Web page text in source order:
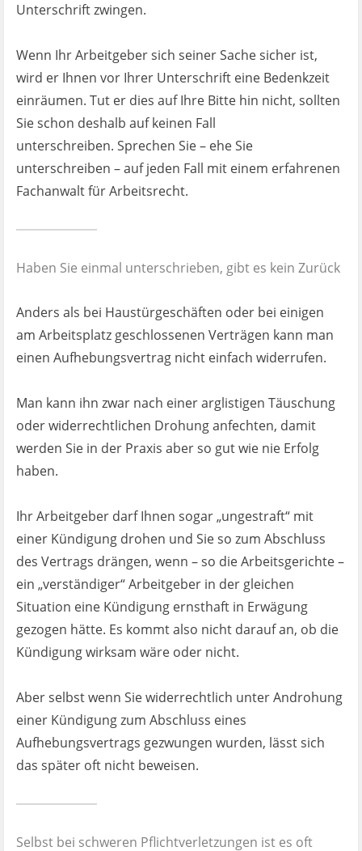
Unterschrift zwingen.
Wenn Ihr Arbeitgeber sich seiner Sache sicher ist,
wird er Ihnen vor Ihrer Unterschrift eine Bedenkzeit
einräumen. Tut er dies auf Ihre Bitte hin nicht, sollten
Sie schon deshalb auf keinen Fall
unterschreiben. Sprechen Sie – ehe Sie
unterschreiben – auf jeden Fall mit einem erfahrenen
Fachanwalt für Arbeitsrecht.
Haben Sie einmal unterschrieben, gibt es kein Zurück
Anders als bei Haustürgeschäften oder bei einigen
am Arbeitsplatz geschlossenen Verträgen kann man
einen Aufhebungsvertrag nicht einfach widerrufen.
Man kann ihn zwar nach einer arglistigen Täuschung
oder widerrechtlichen Drohung anfechten, damit
werden Sie in der Praxis aber so gut wie nie Erfolg
haben.
Ihr Arbeitgeber darf Ihnen sogar „ungestraft“ mit
einer Kündigung drohen und Sie so zum Abschluss
des Vertrags drängen, wenn – so die Arbeitsgerichte –
ein „verständiger“ Arbeitgeber in der gleichen
Situation eine Kündigung ernsthaft in Erwägung
gezogen hätte. Es kommt also nicht darauf an, ob die
Kündigung wirksam wäre oder nicht.
Aber selbst wenn Sie widerrechtlich unter Androhung
einer Kündigung zum Abschluss eines
Aufhebungsvertrags gezwungen wurden, lässt sich
das später oft nicht beweisen.
Selbst bei schweren Pflichtverletzungen ist es oft